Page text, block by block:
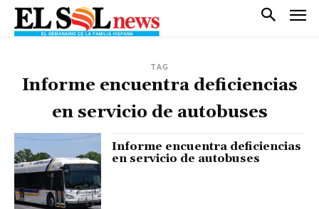
TAG
Informe encuentra deficiencias
en servicio de autobuses
Informe encuentra deficiencias
en servicio de autobuses